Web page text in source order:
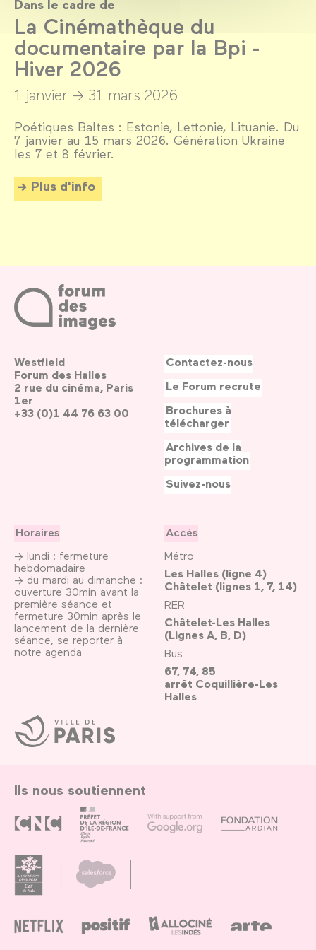
Dans le cadre de
La Cinémathèque du
documentaire par la Bpi -
Hiver 2026
1 janvier → 31 mars 2026
Poétiques Baltes : Estonie, Lettonie, Lituanie. Du
7 janvier au 15 mars 2026. Génération Ukraine
les 7 et 8 février.
Plus d'info
Ville
de
Paris
Westfield
Forum des Halles
2 rue du cinéma, Paris
1er
+33 (0)1 44 76 63 00
Horaires
→ lundi : fermeture
hebdomadaire
→ du mardi au dimanche :
ouverture 30min avant la
première séance et
fermeture 30min après le
lancement de la dernière
séance, se reporter à
notre agenda
Accès
Métro
Les Halles (ligne 4)
Châtelet (lignes 1, 7, 14)
RER
Châtelet-Les Halles
(Lignes A, B, D)
Bus
67, 74, 85
arrêt Coquillière-Les
Halles
Contactez-nous
Le Forum recrute
Brochures à
télécharger
Archives de la
programmation
Suivez-nous
Ils nous soutiennent